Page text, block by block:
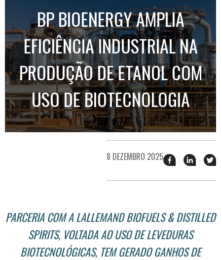
BP BIOENERGY AMPLIA
EFICIÊNCIA INDUSTRIAL NA
PRODUÇÃO DE ETANOL COM
USO DE BIOTECNOLOGIA
8 DEZEMBRO 2025 Compartilhar
esse
no
esse
no
PARCERIA COM A LALLEMAND BIOFUELS & DISTILLED
SPIRITS, VOLTADA AO USO DE LEVEDURAS
BIOTECNOLÓGICAS, TEM GERADO GANHOS DE